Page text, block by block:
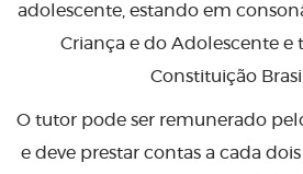
adolescente, estando em
Criança e do Adolescente
Constituição
O tutor pode ser remunerado
e deve prestar contas a cada